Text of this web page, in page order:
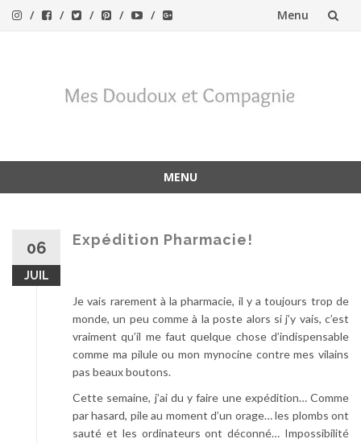
Menu
MENU
06
JUIL
Expédition Pharmacie!
Je vais rarement à la pharmacie, il y a toujours trop de
monde, un peu comme à la poste alors si j’y vais, c’est
vraiment qu’il me faut quelque chose d’indispensable
comme ma pilule ou mon mynocine contre mes vilains
pas beaux boutons.
Cette semaine, j’ai du y faire une expédition… Comme
par hasard, pile au moment d’un orage… les plombs ont
sauté et les ordinateurs ont déconné… Impossibilité